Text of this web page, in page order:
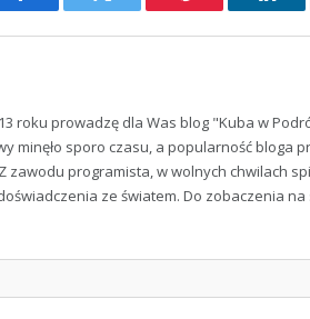
Facebook Twitter Pinterest
roku prowadzę dla Was blog "Kuba w
minęło sporo czasu, a popularność bloga
zawodu programista, w wolnych chwilach
ze światem. Do zobaczenia na